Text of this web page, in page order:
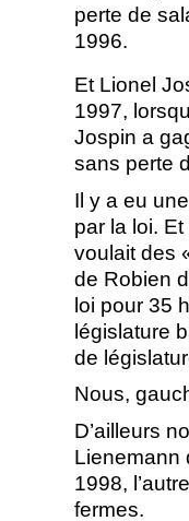
perte de
1996.
Et Lionel
1997,
Jospin a
sans perte
Il y a eu
par la loi.
voulait des
de Robien
loi pour 35
législature
de
Nous,
D’ailleurs
Lienemann
1998,
fermes.